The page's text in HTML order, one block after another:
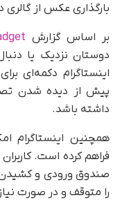
بارگذاری عکس از
بر اساس گزارش
دوستان نزدیک یا
اینستاگرام دکمه‌ای
پیش از دیده شدن
داشته باشد.
فراهم کرده است.
صندوق ورودی و
را متوقف و در صورت